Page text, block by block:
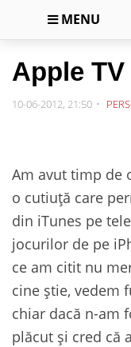
MENU
Apple
10-06-2012, 21:50
Am avut timp de
o cutiuță care
din iTunes pe
jocurilor de pe
ce am citit nu
cine știe, vedem
chiar dacă n-am
plăcut și cred că